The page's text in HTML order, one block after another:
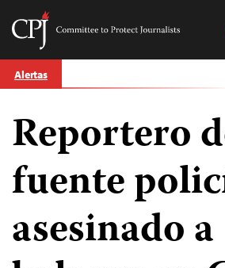
Skip
to
Committee
Journalists
Alertas
Reportero
fuente
asesinado a